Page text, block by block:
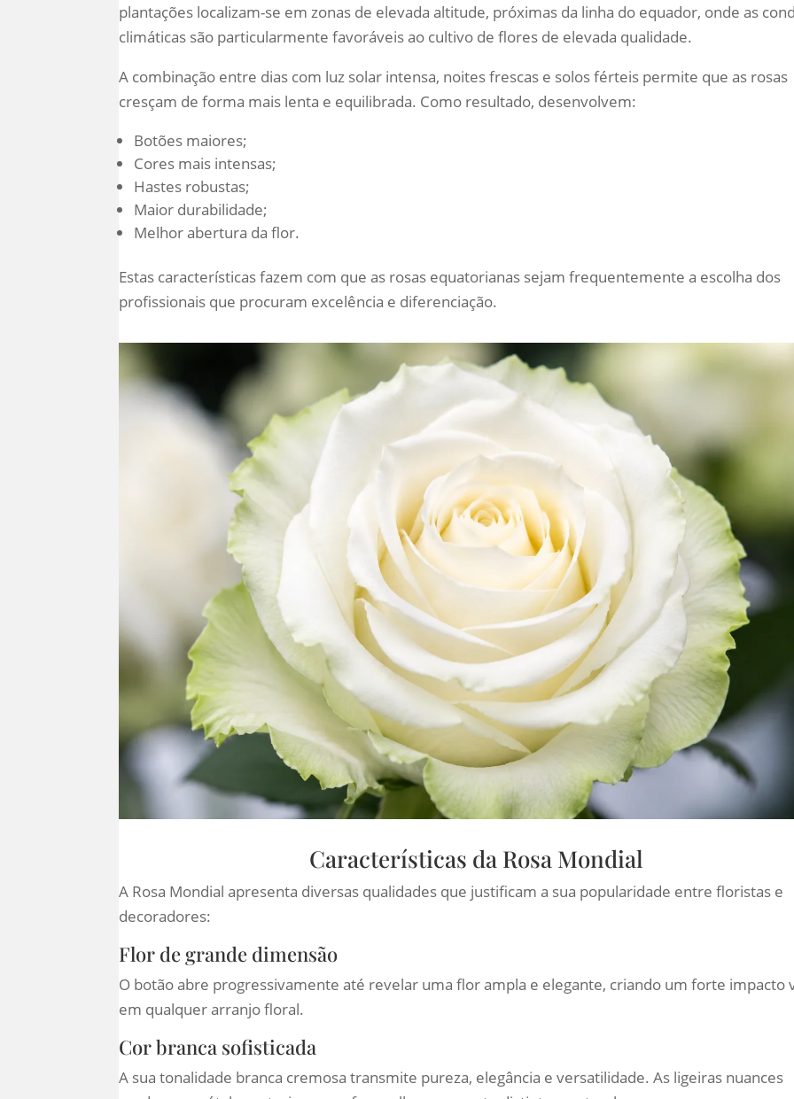
plantações localizam-se em zonas de elevada altitude, próximas da linha do equador, onde as
climáticas são particularmente favoráveis ao cultivo de flores de elevada qualidade.
A combinação entre dias com luz solar intensa, noites frescas e solos férteis permite que as rosas
cresçam de forma mais lenta e equilibrada. Como resultado, desenvolvem:
Botões maiores;
Cores mais intensas;
Hastes robustas;
Maior durabilidade;
Melhor abertura da flor.
Estas características fazem com que as rosas equatorianas sejam frequentemente a escolha dos
profissionais que procuram excelência e diferenciação.
Características da Rosa Mondial
A Rosa Mondial apresenta diversas qualidades que justificam a sua popularidade entre floristas e
decoradores:
Flor de grande dimensão
O botão abre progressivamente até revelar uma flor ampla e elegante, criando um forte impacto
em qualquer arranjo floral.
Cor branca sofisticada
A sua tonalidade branca cremosa transmite pureza, elegância e versatilidade. As ligeiras nuances